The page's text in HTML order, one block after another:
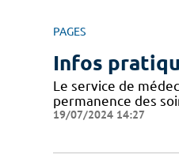
PAGES
Infos
Le service de
permanence des
19/07/2024 14:27